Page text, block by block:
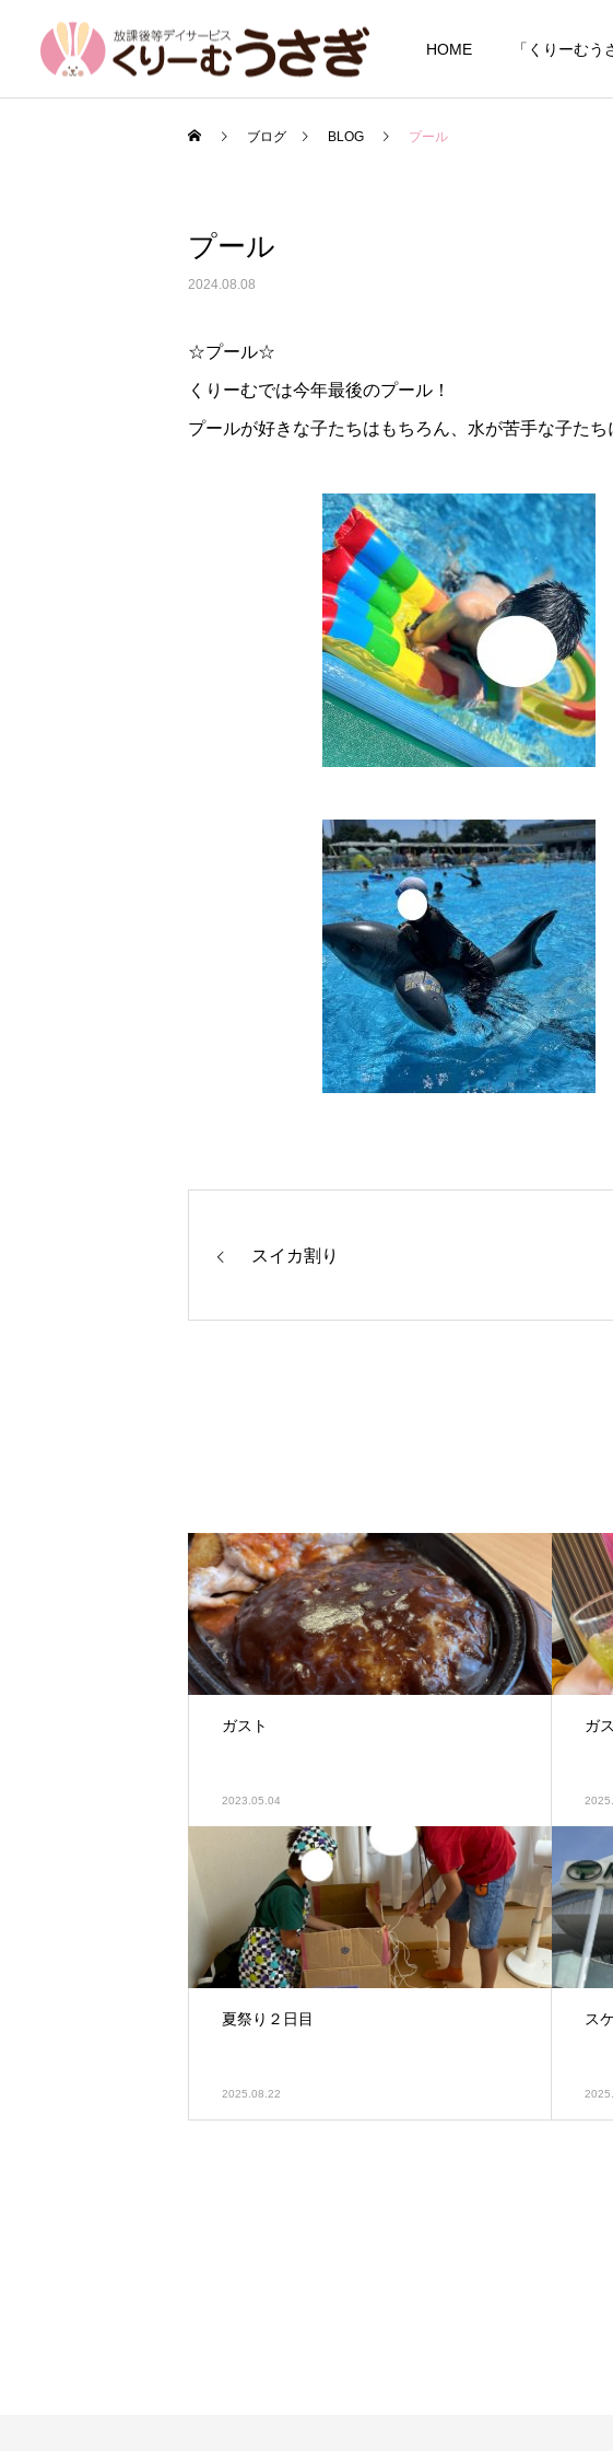
HOME 「くりーむ
ブログ BLOG プール
プール
2024.08.08
☆プール☆
くりーむでは今年最後のプール！
プールが好きな子たちはもちろん、水が苦手な子た
スイカ割り
ガスト
2023.05.04
ガ
夏祭り２日目
2025.08.22
ス